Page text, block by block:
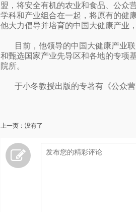
盟，将安全有机的农业和食品、公众
学科和产业组合在一起，将原有的健
他大力倡导并培育的中国大健康产业
目前，他领导的中国大健康产业
和甄选国家产业先导区和各地的专项
院所。
于小冬教授出版的专著有《公众
上一页：没有了